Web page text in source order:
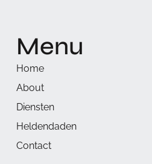
Menu
Home
About
Diensten
Heldendaden
Contact